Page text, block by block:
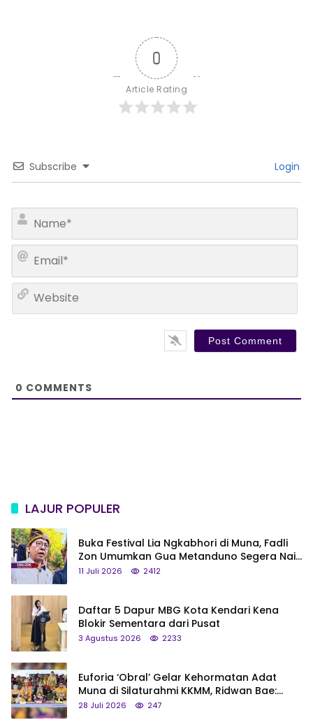
0
Article Rating
Subscribe Login
m
a
l
0 COMMENTS
LAJUR POPULER
Buka Festival Lia Ngkabhori di Muna, Fadli
Zon Umumkan Gua Metanduno Segera Naik
Status Jadi Cagar Budaya Nasional
11 Juli 2026 2412
Daftar 5 Dapur MBG Kota Kendari Kena
Blokir Sementara dari Pusat
3 Agustus 2026 2233
Euforia ‘Obral’ Gelar Kehormatan Adat
Muna di Silaturahmi KKMM, Ridwan Bae:
Saya Bukan Tipe Begitu, Belum Pantas!
28 Juli 2026 247